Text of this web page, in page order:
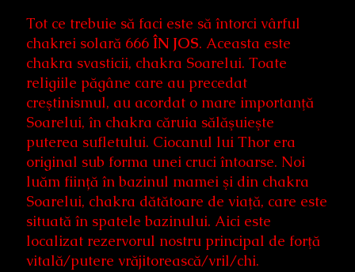
Tot ce trebuie să faci este să întorci vârful
chakrei solară 666 ÎN JOS. Aceasta este
chakra svasticii, chakra Soarelui. Toate
religiile păgâne care au precedat
creştinismul, au acordat o mare importanţă
Soarelui, în chakra căruia sălăşuieşte
puterea sufletului. Ciocanul lui Thor era
original sub forma unei cruci întoarse. Noi
luăm ființă în bazinul mamei şi din chakra
Soarelui, chakra dătătoare de viaţă, care este
situată în spatele bazinului. Aici este
localizat rezervorul nostru principal de forţă
vitală/putere vrăjitorească/vril/chi.